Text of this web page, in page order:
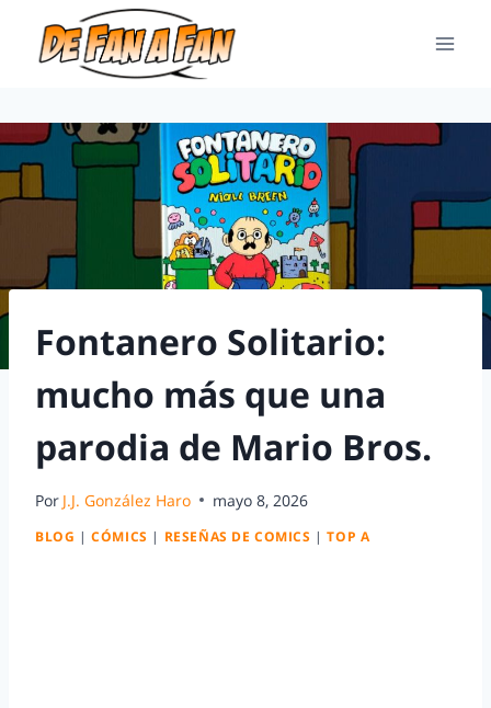
Fontanero Solitario:
mucho más que una
parodia de Mario Bros.
Por J.J. González Haro mayo 8, 2026
BLOG |CÓMICS | RESEÑAS DE COMICS |TOP A